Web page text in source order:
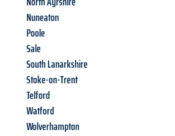
Nuneaton
Poole
Sale
South Lanarkshire
Stoke-on-Trent
Telford
Watford
Wolverhampton